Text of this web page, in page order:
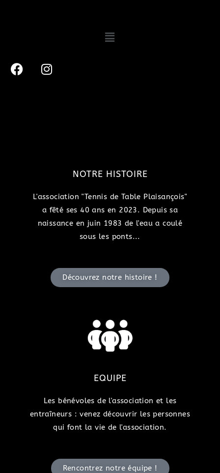
NOTRE HISTOIRE
L'association "Tennis de Table Plaisançois"
a fêté ses 40 ans en 2023. Depuis sa
naissance en juin 1983 de l'eau a coulé
sous les ponts...
Découvrez notre histoire !
EQUIPE
Les bénévoles de l'association et les
entraîneurs : venez découvrir les personnes
qui font la vie de l'association.
Rencontrez notre équipe !